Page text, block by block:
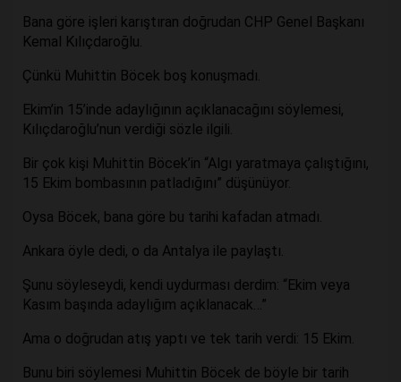
Bana göre işleri karıştıran doğrudan CHP Genel Başkanı
Kemal Kılıçdaroğlu.
Çünkü Muhittin Böcek boş konuşmadı.
Ekim’in 15’inde adaylığının açıklanacağını söylemesi,
Kılıçdaroğlu’nun verdiği sözle ilgili.
Bir çok kişi Muhittin Böcek’in “Algı yaratmaya çalıştığını,
15 Ekim bombasının patladığını” düşünüyor.
Oysa Böcek, bana göre bu tarihi kafadan atmadı.
Ankara öyle dedi, o da Antalya ile paylaştı.
Şunu söyleseydi, kendi uydurması derdim: “Ekim veya
Kasım başında adaylığım açıklanacak…”
Ama o doğrudan atış yaptı ve tek tarih verdi: 15 Ekim.
Bunu biri söylemesi Muhittin Böcek de böyle bir tarih